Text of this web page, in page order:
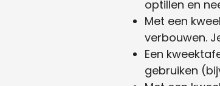
optillen en
Met een
verbouwen.
Een
gebruiken